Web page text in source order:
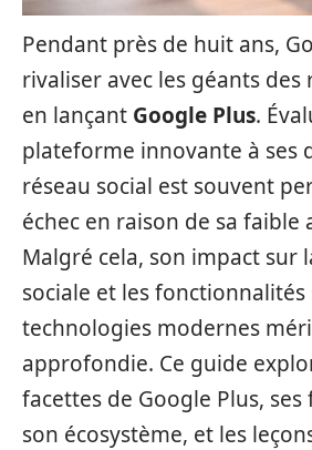
Pendant près de huit ans,
rivaliser avec les géants des
en lançant Google Plus.
plateforme innovante à ses
réseau social est souvent
échec en raison de sa faible
Malgré cela, son impact sur
sociale et les fonctionnalités
technologies modernes
approfondie. Ce guide
facettes de Google Plus,
son écosystème, et les